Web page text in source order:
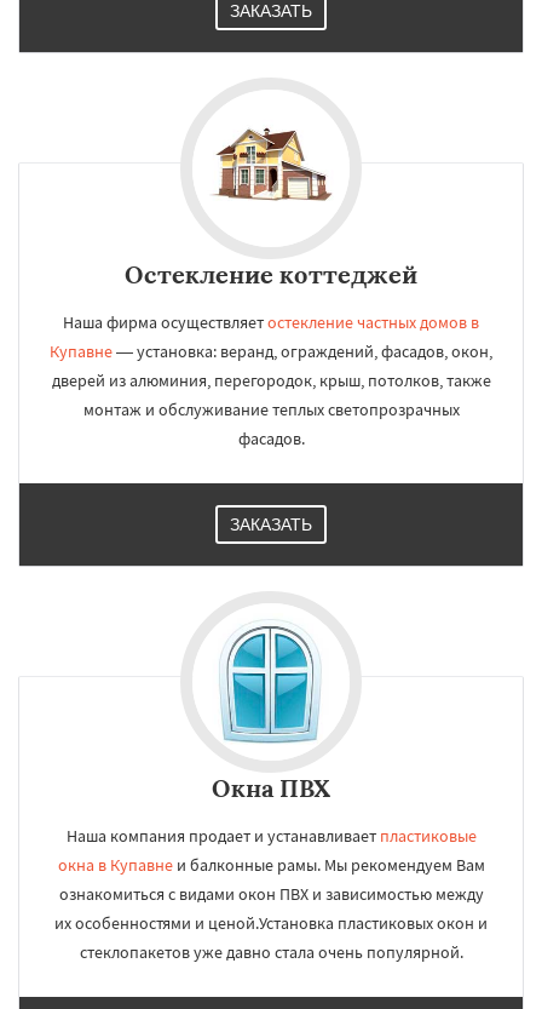
ЗАКАЗАТЬ
Остекление коттеджей
Наша фирма осуществляетостекление частных домов в
Купавне— установка: веранд, ограждений, фасадов, окон,
дверей из алюминия, перегородок, крыш, потолков, также
монтаж и обслуживание теплых светопрозрачных
фасадов.
ЗАКАЗАТЬ
Окна ПВХ
Наша компания продает и устанавливает пластиковые
окна в Купавнеи балконные рамы. Мы рекомендуем Вам
ознакомиться с видами окон ПВХ и зависимостью между
их особенностями и ценой.Установка пластиковых окон и
стеклопакетов уже давно стала очень популярной.